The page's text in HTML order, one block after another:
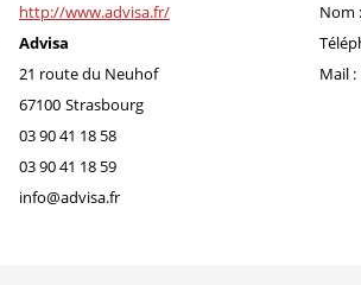
http://www.advisa.fr/
Advisa
21 route du Neuhof
67100 Strasbourg
03 90 41 18 58
03 90 41 18 59
info@advisa.fr
Nom :
Mail :